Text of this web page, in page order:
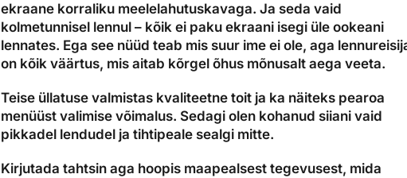
ekraane korraliku meelelahutuskavaga. Ja seda vaid
kolmetunnisel lennul – kõik ei paku ekraani isegi üle ookeani
lennates. Ega see nüüd teab mis suur ime ei ole, aga
on kõik väärtus, mis aitab kõrgel õhus mõnusalt aega veeta.
Teise üllatuse valmistas kvaliteetne toit ja ka näiteks pearoa
menüüst valimise võimalus. Sedagi olen kohanud siiani vaid
pikkadel lendudel ja tihtipeale sealgi mitte.
Kirjutada tahtsin aga hoopis maapealsest tegevusest, mida